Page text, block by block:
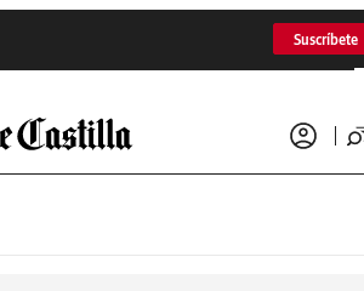
Suscríbete